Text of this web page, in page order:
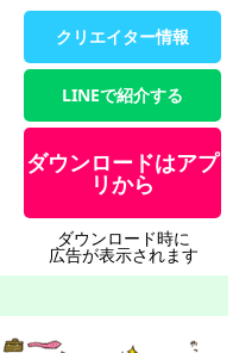
クリエイター情報
LINEで紹介する
ダウンロードはアプ
リから
ダウンロード時に
広告が表示されます